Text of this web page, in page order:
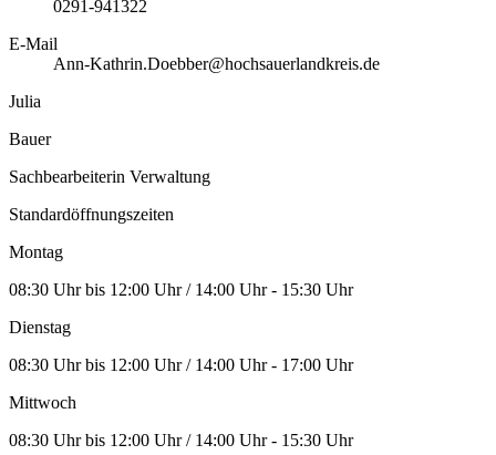
0291-941322
E-Mail
Ann-Kathrin.Doebber@hochsauerlandkreis.de
Julia
Bauer
Sachbearbeiterin Verwaltung
Standardöffnungszeiten
Montag
08:30 Uhr bis 12:00 Uhr / 14:00 Uhr - 15:30 Uhr
Dienstag
08:30 Uhr bis 12:00 Uhr / 14:00 Uhr - 17:00 Uhr
Mittwoch
08:30 Uhr bis 12:00 Uhr / 14:00 Uhr - 15:30 Uhr